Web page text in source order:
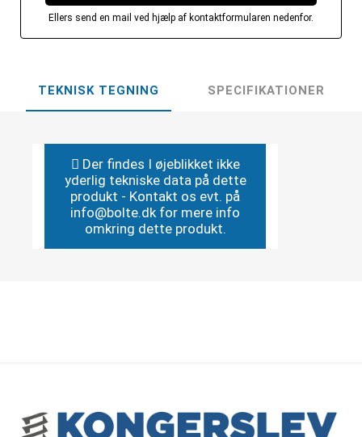
Ellers send en mail ved hjælp af kontaktformularen nedenfor.
TEKNISK TEGNING SPECIFIKATIONER
Der findes I øjeblikket ikke
yderlig tekniske data på dette
produkt - Kontakt os evt. på
info@bolte.dk for mere info
omkring dette produkt.